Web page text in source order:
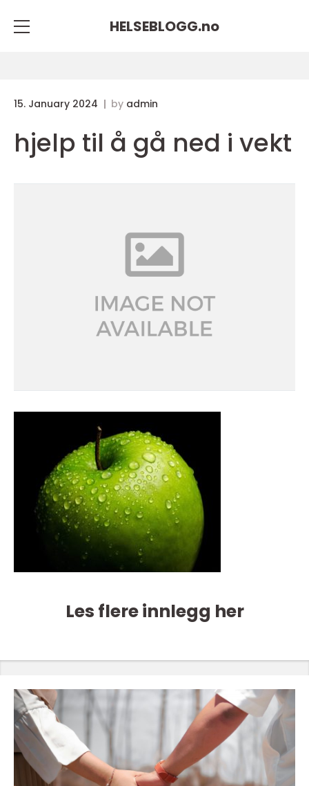
HELSEBLOGG.no
15. January 2024 by admin
hjelp til å gå ned i vekt
Les flere innlegg her